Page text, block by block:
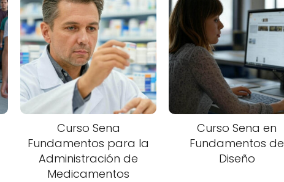
Curso Sena
Fundamentos para la
Administración de
Medicamentos
Curso Sena en
Fundamentos de
Diseño